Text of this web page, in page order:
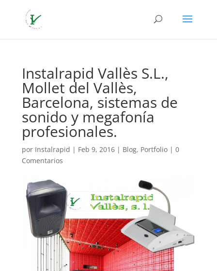
Instalrapid Vallès S.L.,
Mollet del Vallès,
Barcelona, sistemas de
sonido y megafonía
profesionales.
por Instalrapid | Feb 9, 2016| Blog, Portfolio| 0
Comentarios